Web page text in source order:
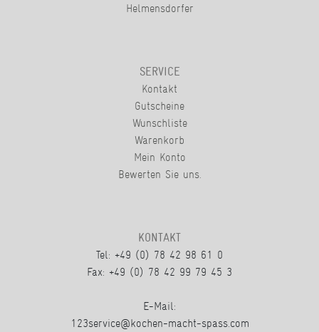
Helmensdorfer
SERVICE
Kontakt
Gutscheine
Wunschliste
Warenkorb
Mein Konto
Bewerten Sie uns.
KONTAKT
Tel: +49 (0) 78 42 98 61 0
Fax: +49 (0) 78 42 99 79 45 3
E-Mail:
123service@kochen-macht-spass.com